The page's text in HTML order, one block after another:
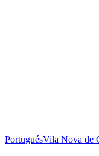
PortuguésVila Nova de